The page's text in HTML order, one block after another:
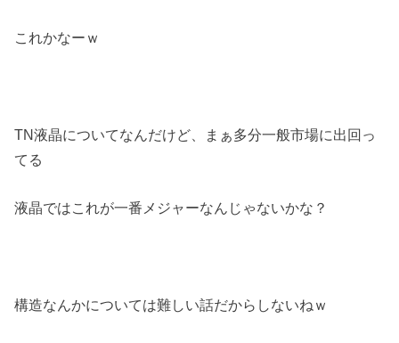
これかなーｗ
TN液晶についてなんだけど、まぁ多分一般市場に出回っ
てる
液晶ではこれが一番メジャーなんじゃないかな？
構造なんかについては難しい話だからしないねｗ